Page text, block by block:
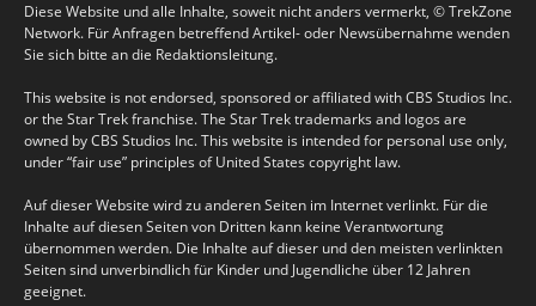
Diese Website und alle Inhalte, soweit nicht anders vermerkt, © TrekZone
Network. Für Anfragen betreffend Artikel- oder Newsübernahme wenden
Sie sich bitte an die Redaktionsleitung.
This website is not endorsed, sponsored or affiliated with CBS Studios Inc.
or the Star Trek franchise. The Star Trek trademarks and logos are
owned by CBS Studios Inc. This website is intended for personal use only,
under “fair use” principles of United States copyright law.
Auf dieser Website wird zu anderen Seiten im Internet verlinkt. Für die
Inhalte auf diesen Seiten von Dritten kann keine Verantwortung
übernommen werden. Die Inhalte auf dieser und den meisten verlinkten
Seiten sind unverbindlich für Kinder und Jugendliche über 12 Jahren
geeignet.